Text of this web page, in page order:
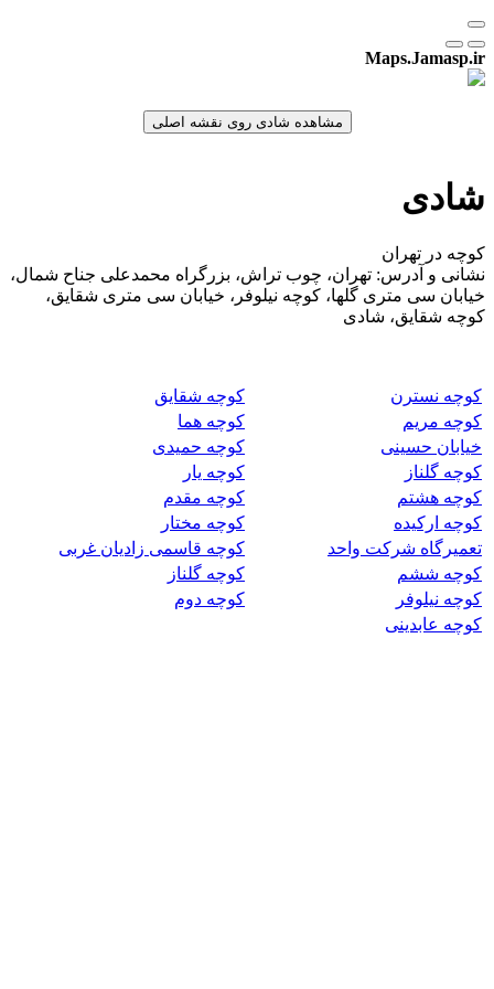
Maps.Jamasp.ir
شادی
کوچه در تهران
نشانی و آدرس: تهران، چوب تراش، بزرگراه محمدعلی جناح شمال،
خیابان سی متری گلها، کوچه نیلوفر، خیابان سی متری شقایق،
کوچه شقایق، شادی
کوچه نسترن
کوچه شقایق
کوچه مریم
کوچه هما
خیابان حسینی
کوچه حمیدی
کوچه گلناز
کوچه یار
کوچه هشتم
کوچه مقدم
کوچه ارکیده
کوچه مختار
تعمیرگاه شرکت واحد
کوچه قاسمی زادیان غربی
کوچه ششم
کوچه گلناز
کوچه نیلوفر
کوچه دوم
کوچه عابدینی